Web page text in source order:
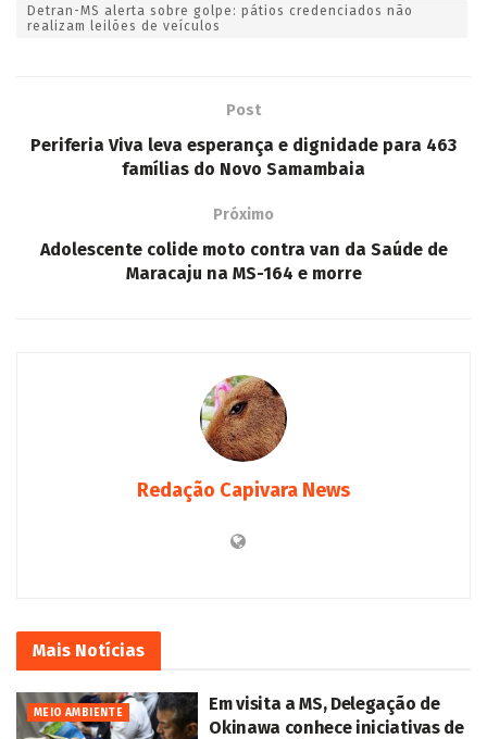
Detran-MS alerta sobre golpe: pátios credenciados não
realizam leilões de veículos
Post
Periferia Viva leva esperança e dignidade para 463
famílias do Novo Samambaia
Próximo
Adolescente colide moto contra van da Saúde de
Maracaju na MS-164 e morre
Redação Capivara News
Mais Notícias
MEIO AMBIENTE
Em visita a MS, Delegação de
Okinawa conhece iniciativas de